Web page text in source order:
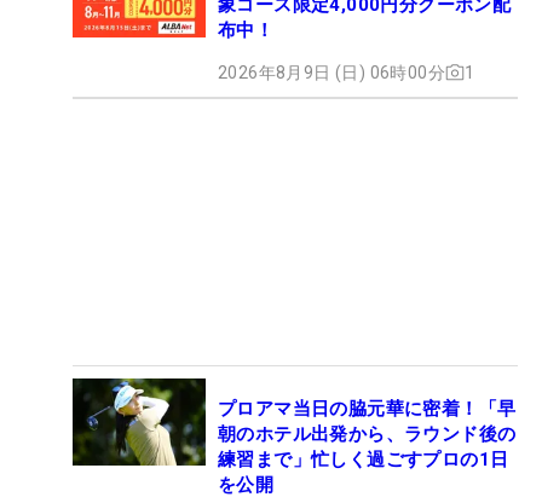
象コース限定4,000円分クーポン配
布中！
2026年8月9日 (日) 06時00分 1
プロアマ当日の脇元華に密着！「早
朝のホテル出発から、ラウンド後の
練習まで」忙しく過ごすプロの1日
を公開